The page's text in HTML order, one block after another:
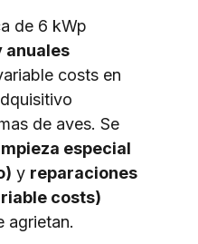
de 6 kWp
anuales
costs en
de aves. Se
especial
y reparaciones
costs)
agrietan.